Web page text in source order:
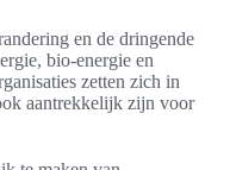
en de dringende
bio-energie en
zetten zich in
aantrekkelijk zijn voor